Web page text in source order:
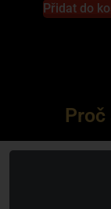
Přidat do